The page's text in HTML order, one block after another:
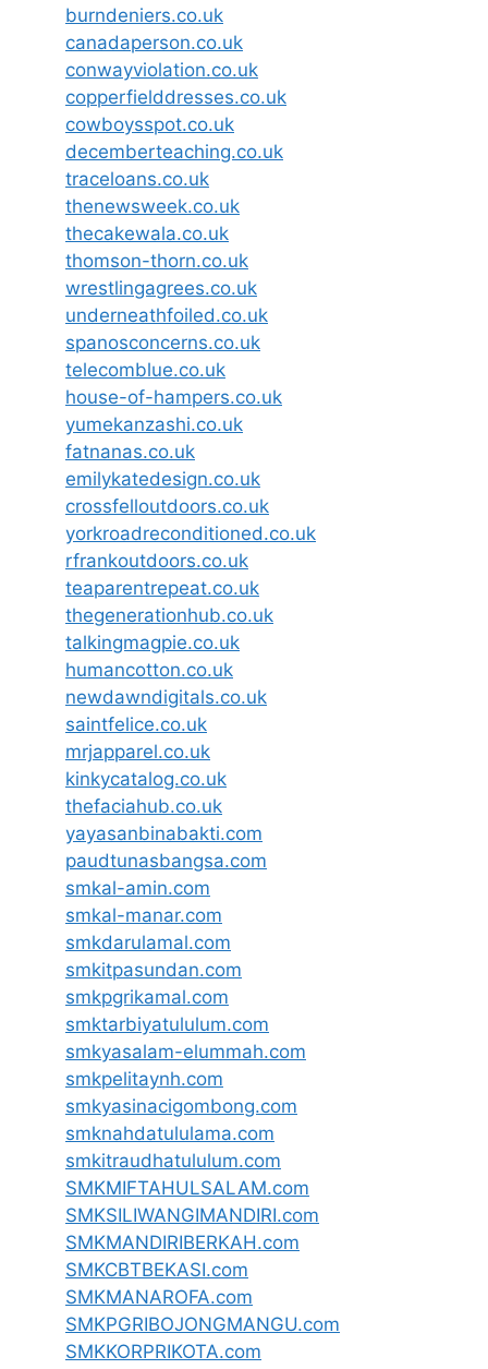
burndeniers.co.uk
canadaperson.co.uk
conwayviolation.co.uk
copperfielddresses.co.uk
cowboysspot.co.uk
decemberteaching.co.uk
traceloans.co.uk
thenewsweek.co.uk
thecakewala.co.uk
thomson-thorn.co.uk
wrestlingagrees.co.uk
underneathfoiled.co.uk
spanosconcerns.co.uk
telecomblue.co.uk
house-of-hampers.co.uk
yumekanzashi.co.uk
fatnanas.co.uk
emilykatedesign.co.uk
crossfelloutdoors.co.uk
yorkroadreconditioned.co.uk
rfrankoutdoors.co.uk
teaparentrepeat.co.uk
thegenerationhub.co.uk
talkingmagpie.co.uk
humancotton.co.uk
newdawndigitals.co.uk
saintfelice.co.uk
mrjapparel.co.uk
kinkycatalog.co.uk
thefaciahub.co.uk
yayasanbinabakti.com
paudtunasbangsa.com
smkal-amin.com
smkal-manar.com
smkdarulamal.com
smkitpasundan.com
smkpgrikamal.com
smktarbiyatululum.com
smkyasalam-elummah.com
smkpelitaynh.com
smkyasinacigombong.com
smknahdatululama.com
smkitraudhatululum.com
SMKMIFTAHULSALAM.com
SMKSILIWANGIMANDIRI.com
SMKMANDIRIBERKAH.com
SMKCBTBEKASI.com
SMKMANAROFA.com
SMKPGRIBOJONGMANGU.com
SMKKORPRIKOTA.com